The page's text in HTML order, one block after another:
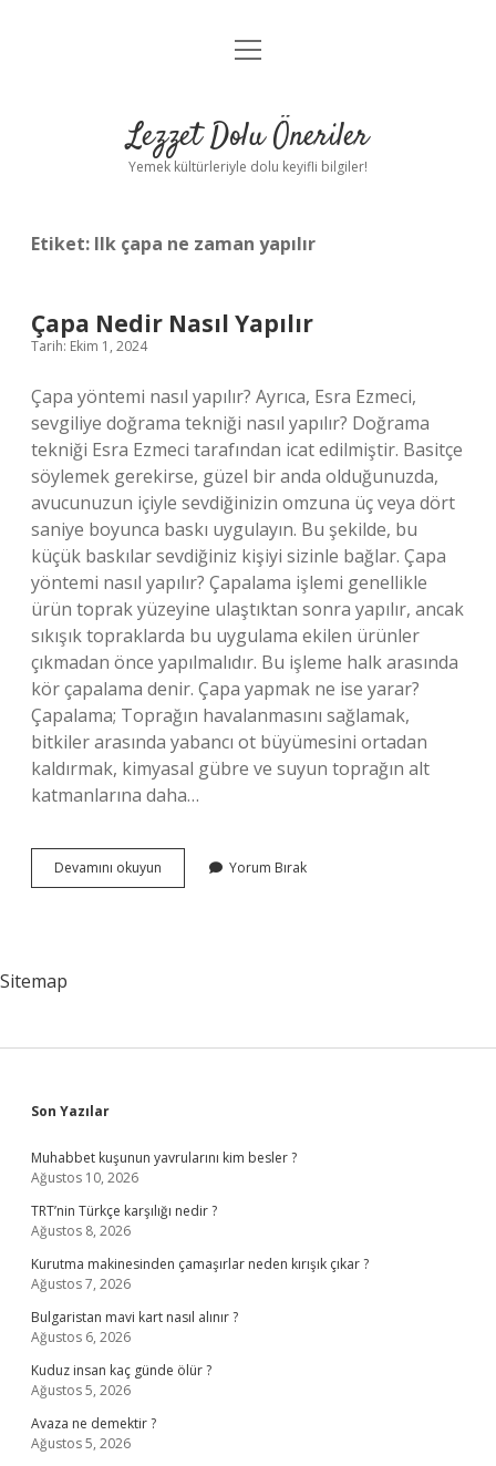
Anasayfa
Yasal Uyarı
menüyü
Lezzet Dolu Öneriler
Yemek kültürleriyle dolu keyifli bilgiler!
Etiket: Ilk çapa ne zaman yapılır
Çapa Nedir Nasıl Yapılır
Tarih: Ekim 1, 2024
Çapa yöntemi nasıl yapılır? Ayrıca, Esra Ezmeci,
sevgiliye doğrama tekniği nasıl yapılır? Doğrama
tekniği Esra Ezmeci tarafından icat edilmiştir. Basitçe
söylemek gerekirse, güzel bir anda olduğunuzda,
avucunuzun içiyle sevdiğinizin omzuna üç veya dört
saniye boyunca baskı uygulayın. Bu şekilde, bu
küçük baskılar sevdiğiniz kişiyi sizinle bağlar. Çapa
yöntemi nasıl yapılır? Çapalama işlemi genellikle
ürün toprak yüzeyine ulaştıktan sonra yapılır, ancak
sıkışık topraklarda bu uygulama ekilen ürünler
çıkmadan önce yapılmalıdır. Bu işleme halk arasında
kör çapalama denir. Çapa yapmak ne ise yarar?
Çapalama; Toprağın havalanmasını sağlamak,
bitkiler arasında yabancı ot büyümesini ortadan
kaldırmak, kimyasal gübre ve suyun toprağın alt
katmanlarına daha…
Devamını okuyun
Nedir
Yorum Bırak
Sitemap
Sidebar
Son Yazılar
Muhabbet kuşunun yavrularını kim besler ?
Ağustos 10, 2026
TRT’nin Türkçe karşılığı nedir ?
Ağustos 8, 2026
Kurutma makinesinden çamaşırlar neden kırışık çıkar ?
Ağustos 7, 2026
Bulgaristan mavi kart nasıl alınır ?
Ağustos 6, 2026
Kuduz insan kaç günde ölür ?
Ağustos 5, 2026
Avaza ne demektir ?
Ağustos 5, 2026